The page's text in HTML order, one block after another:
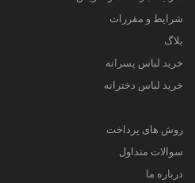
شرایط و مقررات
بلاگ
خرید لباس پسرانه
خرید لباس دخترانه
روش های پرداخت
سوالات متداول
درباره ما